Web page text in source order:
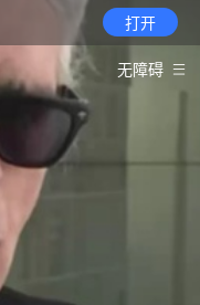
打开
无障碍